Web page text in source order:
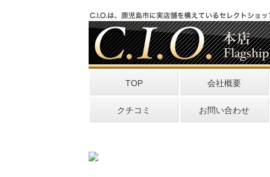
TOP 会社概要
クチコミ お問い合わせ